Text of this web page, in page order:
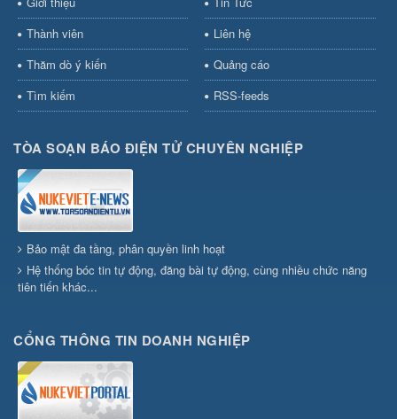
Thành viên
Liên hệ
Thăm dò ý kiến
Quảng cáo
Tìm kiếm
RSS-feeds
TÒA SOẠN BÁO ĐIỆN TỬ CHUYÊN NGHIỆP
Bảo mật đa tầng, phân quyền linh hoạt
Hệ thống bóc tin tự động, đăng bài tự động, cùng nhiều chức năng
tiên tiến khác...
CỔNG THÔNG TIN DOANH NGHIỆP